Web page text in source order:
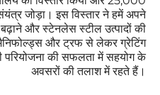
जोड़ा। इस विस्तार ने हमें अपने
बढ़ाने और स्टेनलेस स्टील उत्पादों की
और ट्रफ से लेकर ग्रेटिंग
परियोजना की सफलता में सहयोग के
अवसरों की तलाश में रहते हैं।